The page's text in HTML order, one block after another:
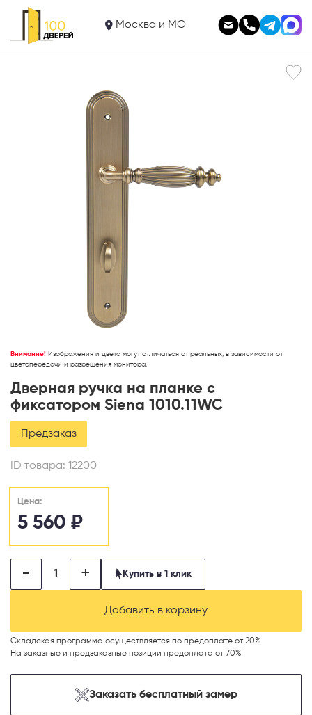
Москва и МО Дверная ручка на планке с фиксатором Siena 1010.11WC 5 560
В корзину
Внимание! Изображения и цвета могут отличаться от реальных, в зависимости от
цветопередачи и разрешения монитора.
Дверная ручка на планке с
фиксатором Siena 1010.11WC
Предзаказ
ID товара: 12200
Цена:
5 560 ₽
- + Купить в 1 клик
Добавить в корзину
Складская программа осуществляется по предоплате от 20%
На заказные и предзаказные позиции предоплата от 70%
Заказать бесплатный замер